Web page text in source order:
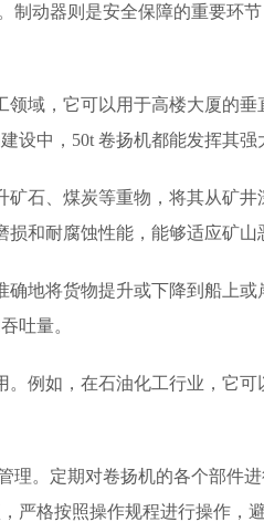
制动器则是安全保障的重要环
域，它可以用于高楼大厦的
中，50t 卷扬机都能发挥其强
石、煤炭等重物，将其从矿
和耐腐蚀性能，能够适应矿山
地将货物提升或下降到船上
吐量。
例如，在石油化工行业，它
理。定期对卷扬机的各个部件
严格按照操作规程进行操作，